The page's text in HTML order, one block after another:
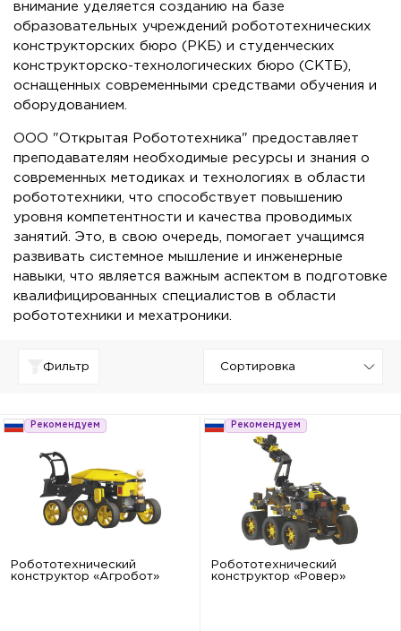
внимание уделяется созданию на базе
образовательных учреждений робототехнических
конструкторских бюро (РКБ) и студенческих
конструкторско-технологических бюро (СКТБ),
оснащенных современными средствами обучения и
оборудованием.
ООО "Открытая Робототехника" предоставляет
преподавателям необходимые ресурсы и знания о
современных методиках и технологиях в области
робототехники, что способствует повышению
уровня компетентности и качества проводимых
занятий. Это, в свою очередь, помогает учащимся
развивать системное мышление и инженерные
навыки, что является важным аспектом в подготовке
квалифицированных специалистов в области
робототехники и мехатроники.
Фильтр
Рекомендуем
Робототехнический
конструктор «Агробот»
Рекомендуем
Робототехнический
конструктор «Ровер»